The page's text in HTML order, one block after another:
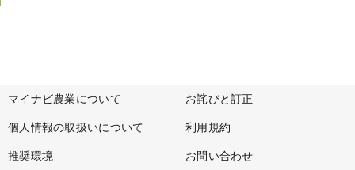
マイナビ農業について お詫びと訂正
個人情報の取扱いについて 利用規約
推奨環境 お問い合わせ